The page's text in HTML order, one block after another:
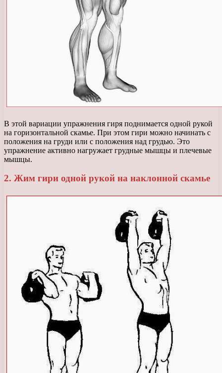
В этой вариации упражнения гиря поднимается одной рукой
на горизонтальной скамье. При этом гири можно начинать с
положения на груди или с положения над грудью. Это
упражнение активно нагружает грудные мышцы и плечевые
мышцы.
2. Жим гири одной рукой на наклонной скамье